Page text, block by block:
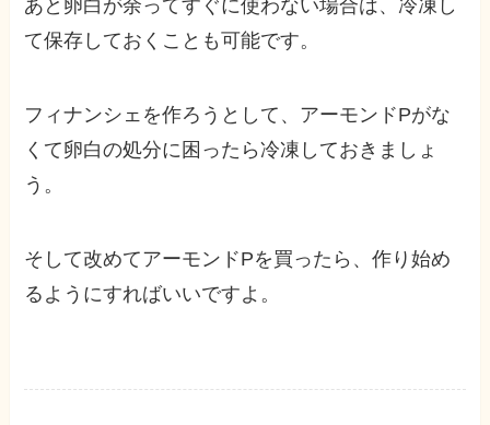
あと卵白が余ってすぐに使わない場合は、冷凍し
て保存しておくことも可能です。
フィナンシェを作ろうとして、アーモンドPがな
くて卵白の処分に困ったら冷凍しておきましょ
う。
そして改めてアーモンドPを買ったら、作り始め
るようにすればいいですよ。